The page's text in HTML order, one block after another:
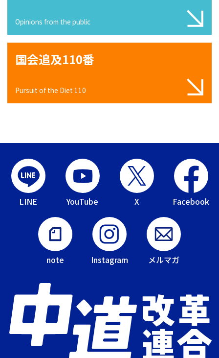
Opinions from the public
国会追及110番
Pursuit of the Diet 110
LINE YouTube X Facebook
note Instagram メルマガ